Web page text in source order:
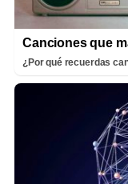
Canciones que
¿Por qué recuerdas